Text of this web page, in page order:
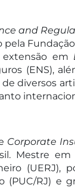
and
em
(ENS),
diversos
Corporate
Mestre
(UERJ),
(PUC/RJ) e